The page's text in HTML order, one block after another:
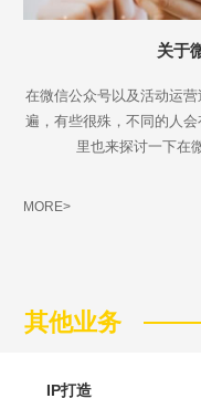
关于
在微信公众号以及活动运
遍，有些很殊，不同的人
里也来探讨一下在
MORE>
其他业务
IP打造